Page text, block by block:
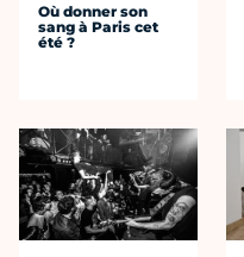
Où donner son
sang à Paris cet
été ?